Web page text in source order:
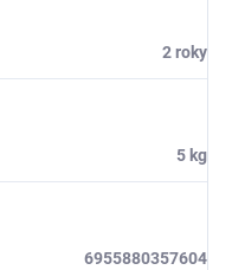
2 roky
5 kg
6955880357604